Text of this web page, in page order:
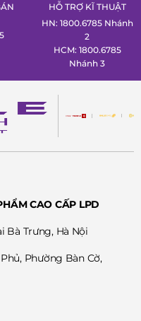
HỖ TRỢ KĨ THUẬT
HN: 1800.6785 Nhánh
2
HCM: 1800.6785
Nhánh 3
CAO CẤP LPD
Bà Trưng, Hà Nội
Phường Bàn Cờ,